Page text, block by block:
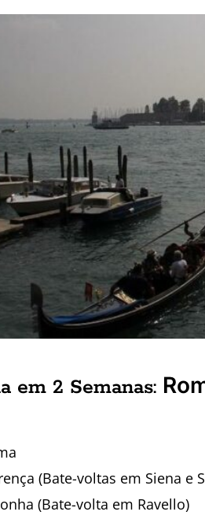
em 2 Semanas:
(Bate-voltas em Siena e
(Bate-volta em Ravello)